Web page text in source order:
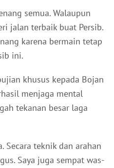
semua. Walaupun
jalan terbaik buat Persib.
karena bermain tetap
ini.
khusus kepada Bojan
menjaga mental
tekanan besar laga
Secara teknik dan arahan
Saya juga sempat was-